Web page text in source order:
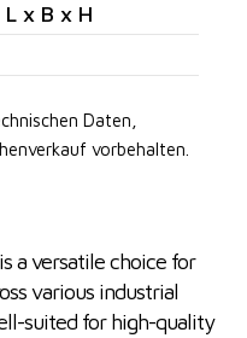
x B x H
Daten,
vorbehalten.
a versatile choice for
various industrial
suited for high-quality